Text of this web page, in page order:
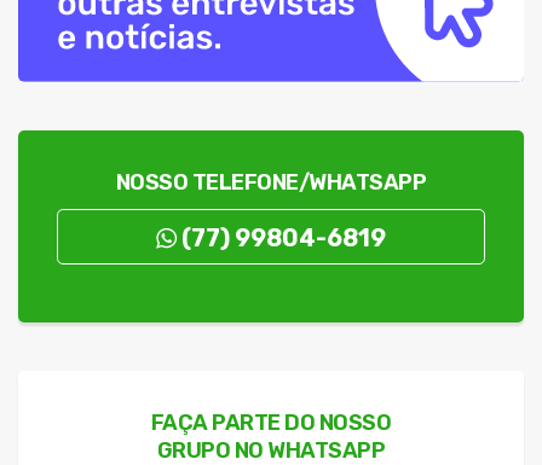
NOSSO TELEFONE/WHATSAPP
(77) 99804-6819
FAÇA PARTE DO NOSSO
GRUPO NO WHATSAPP